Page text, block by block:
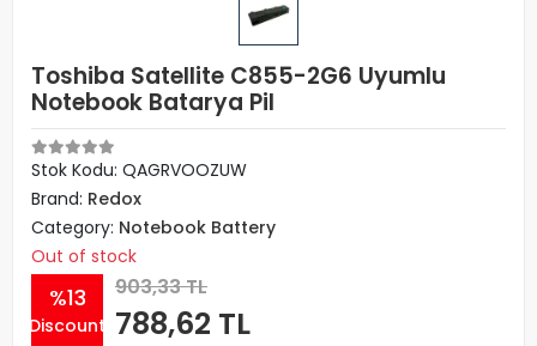
Toshiba Satellite C855-2G6 Uyumlu
Notebook Batarya Pil
Stok Kodu: QAGRVOOZUW
Brand: Redox
Category: Notebook Battery
Out of stock
%13
Discount
903,33 TL
788,62 TL